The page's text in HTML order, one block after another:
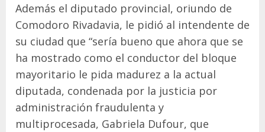
Además el diputado provincial, oriundo de
Comodoro Rivadavia, le pidió al intendente de
su ciudad que “sería bueno que ahora que se
ha mostrado como el conductor del bloque
mayoritario le pida madurez a la actual
diputada, condenada por la justicia por
administración fraudulenta y
multiprocesada, Gabriela Dufour, que